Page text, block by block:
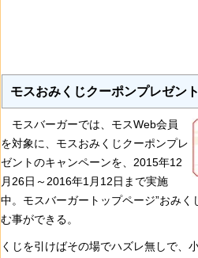
モスおみくじクーポンプレゼント
モスバーガーでは、モスWeb会員
を対象に、モスおみくじクーポンプレ
ゼントのキャンペーンを、2015年12
月26日～2016年1月12日まで実施
中。モスバーガートップページ”おみく
む事ができる。
くじを引けばその場でハズレ無しで、